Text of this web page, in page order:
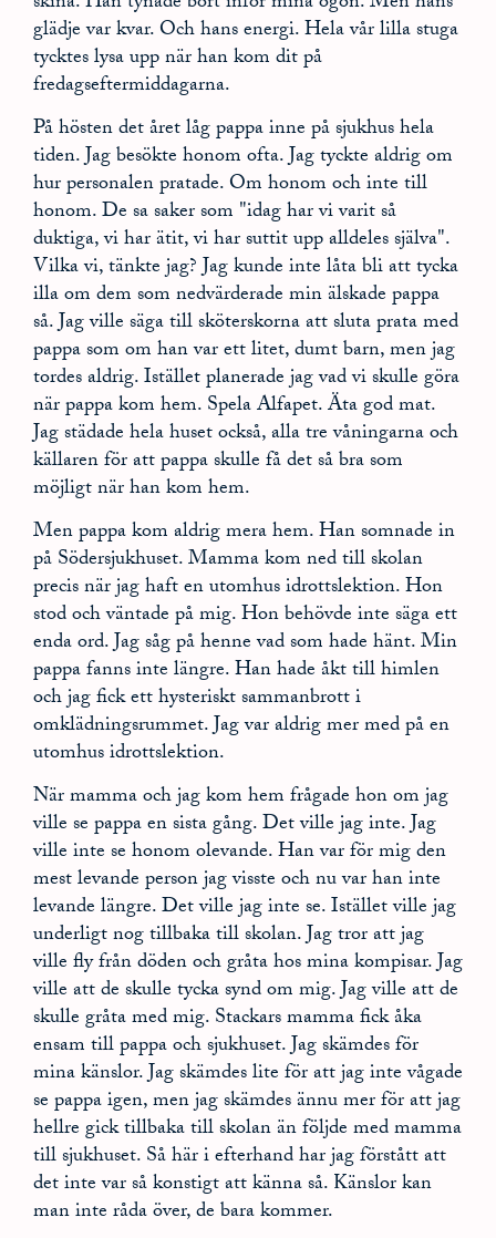
glädje var kvar. Och hans energi. Hela vår lilla stuga
tycktes lysa upp när han kom dit på
fredagseftermiddagarna.
På hösten det året låg pappa inne på sjukhus hela
tiden. Jag besökte honom ofta. Jag tyckte aldrig om
hur personalen pratade. Om honom och inte till
honom. De sa saker som "idag har vi varit så
duktiga, vi har ätit, vi har suttit upp alldeles själva".
Vilka vi, tänkte jag? Jag kunde inte låta bli att tycka
illa om dem som nedvärderade min älskade pappa
så. Jag ville säga till sköterskorna att sluta prata med
pappa som om han var ett litet, dumt barn, men jag
tordes aldrig. Istället planerade jag vad vi skulle göra
när pappa kom hem. Spela Alfapet. Äta god mat.
Jag städade hela huset också, alla tre våningarna och
källaren för att pappa skulle få det så bra som
möjligt när han kom hem.
Men pappa kom aldrig mera hem. Han somnade in
på Södersjukhuset. Mamma kom ned till skolan
precis när jag haft en utomhus idrottslektion. Hon
stod och väntade på mig. Hon behövde inte säga ett
enda ord. Jag såg på henne vad som hade hänt. Min
pappa fanns inte längre. Han hade åkt till himlen
och jag fick ett hysteriskt sammanbrott i
omklädningsrummet. Jag var aldrig mer med på en
utomhus idrottslektion.
När mamma och jag kom hem frågade hon om jag
ville se pappa en sista gång. Det ville jag inte. Jag
ville inte se honom olevande. Han var för mig den
mest levande person jag visste och nu var han inte
levande längre. Det ville jag inte se. Istället ville jag
underligt nog tillbaka till skolan. Jag tror att jag
ville fly från döden och gråta hos mina kompisar. Jag
ville att de skulle tycka synd om mig. Jag ville att de
skulle gråta med mig. Stackars mamma fick åka
ensam till pappa och sjukhuset. Jag skämdes för
mina känslor. Jag skämdes lite för att jag inte vågade
se pappa igen, men jag skämdes ännu mer för att jag
hellre gick tillbaka till skolan än följde med mamma
till sjukhuset. Så här i efterhand har jag förstått att
det inte var så konstigt att känna så. Känslor kan
man inte råda över, de bara kommer.